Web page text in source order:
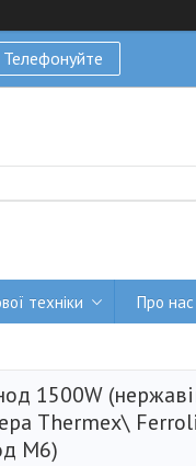
Телефонуйте
техніки Про нас
1500W
Thermex\
M6)